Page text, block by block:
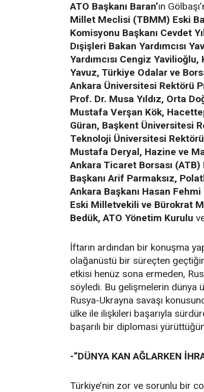
ATO Başkanı Baran’ın
Millet Meclisi (TBMM) Eski
Komisyonu Başkanı Cevdet
Dışişleri Bakan Yardımcısı
Yardımcısı Cengiz
Yavuz, Türkiye Odalar ve
Ankara Üniversitesi Rektörü
Prof. Dr. Musa Yıldız, Orta
Mustafa Verşan Kök,
Güran, Başkent Üniversitesi
Teknoloji Üniversitesi
Mustafa Deryal, Hazine ve
Ankara Ticaret Borsası (ATB)
Başkanı Arif Parmaksız,
Ankara Başkanı Hasan
Eski Milletvekili ve Bürokrat
Bedük, ATO Yönetim Kurulu
İftarın ardından bir konuşma
olağanüstü bir süreçten
etkisi henüz sona ermeden,
söyledi. Bu gelişmelerin dünya
Rusya-Ukrayna savaşı
ülke ile ilişkileri başarıyla
başarılı bir diplomasi
-“DÜNYA KAN AĞLARKEN
Türkiye’nin zor ve sorunlu bir